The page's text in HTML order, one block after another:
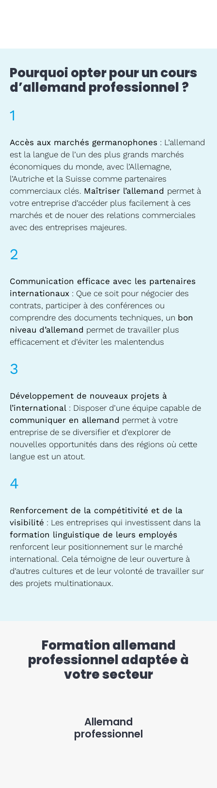
Pourquoi opter pour un cours
d’allemand professionnel ?
1
Accès aux marchés germanophones : L’allemand
est la langue de l’un des plus grands marchés
économiques du monde, avec l’Allemagne,
l’Autriche et la Suisse comme partenaires
commerciaux clés. Maîtriser l’allemand permet à
votre entreprise d’accéder plus facilement à ces
marchés et de nouer des relations commerciales
avec des entreprises majeures.
2
Communication efficace avec les partenaires
internationaux: Que ce soit pour négocier des
contrats, participer à des conférences ou
comprendre des documents techniques, un bon
niveau d’allemand permet de travailler plus
efficacement et d’éviter les malentendus
3
Développement de nouveaux projets à
l’international : Disposer d’une équipe capable de
communiquer en allemand permet à votre
entreprise de se diversifier et d’explorer de
nouvelles opportunités dans des régions où cette
langue est un atout.
4
Renforcement de la compétitivité et de la
visibilité : Les entreprises qui investissent dans la
formation linguistique de leurs employés
renforcent leur positionnement sur le marché
international. Cela témoigne de leur ouverture à
d’autres cultures et de leur volonté de travailler sur
des projets multinationaux.
Formation allemand
professionnel adaptée à
votre secteur
Allemand
professionnel